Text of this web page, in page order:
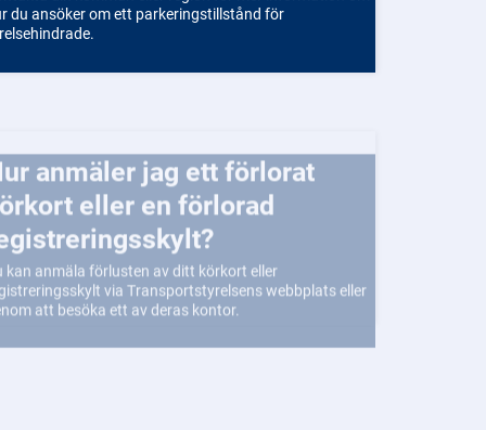
du ansöker om ett parkeringstillstånd för
eller en förlorad
kan anmäla förlusten av ditt körkort eller
via Transportstyrelsens webbplats eller
att besöka ett av deras kontor.